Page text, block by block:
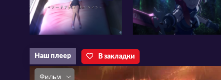
финала. Однако ситуация обостряется
расставание с жизнью означает смерть
Наш плеер В закладки